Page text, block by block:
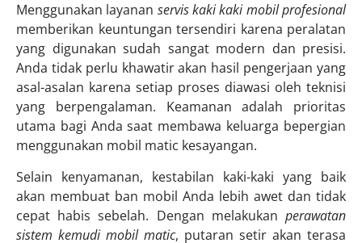
Menggunakan layanan servis kaki kaki mobil profesional
memberikan keuntungan tersendiri karena peralatan
yang digunakan sudah sangat modern dan presisi.
Anda tidak perlu khawatir akan hasil pengerjaan yang
asal-asalan karena setiap proses diawasi oleh teknisi
yang berpengalaman. Keamanan adalah prioritas
utama bagi Anda saat membawa keluarga bepergian
menggunakan mobil matic kesayangan.
Selain kenyamanan, kestabilan kaki-kaki yang baik
akan membuat ban mobil Anda lebih awet dan tidak
cepat habis sebelah. Dengan melakukan perawatan
sistem kemudi mobil matic, putaran setir akan terasa